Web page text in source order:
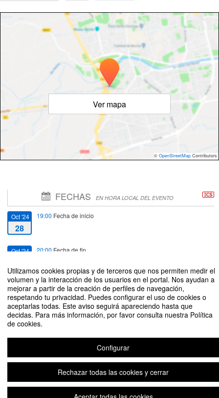
Utilizamos cookies propias y de terceros que nos permiten medir el
volumen y la interacción de los usuarios en el portal. Nos ayudan a
mejorar a partir de la creación de perfiles de navegación,
respetando tu privacidad. Puedes configurar el uso de cookies o
aceptarlas todas. Este aviso seguirá apareciendo hasta que
decidas. Para más información, por favor consulta nuestra Política
de cookies.
Configurar
Rechazar todas las cookies y cerrar
Ver mapa
© OpenStreetMap Contributors
FECHAS EN HORA LOCAL DEL EVENTO
Oct '24
28
19:00 Fecha de inicio
Oct '24 20:00 Fecha de fin
FLS - Mesa Redonda sobre teatralidad y performatividad
Aviso legal|Contacto
Plataforma de organización de eventos Symposium
Copyright © 2026